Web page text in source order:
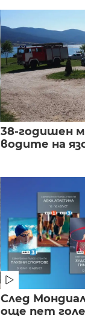
38-годишен
водите на
След
още пет